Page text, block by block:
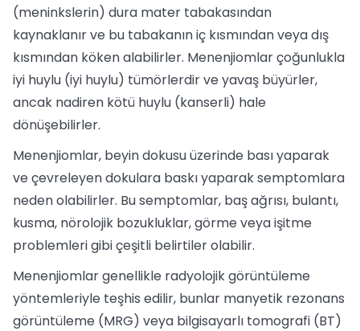
(meninkslerin) dura mater tabakasından
kaynaklanır ve bu tabakanın iç kısmından veya dış
kısmından köken alabilirler. Menenjiomlar çoğunlukla
iyi huylu (iyi huylu) tümörlerdir ve yavaş büyürler,
ancak nadiren kötü huylu (kanserli) hale
dönüşebilirler.
Menenjiomlar, beyin dokusu üzerinde bası yaparak
ve çevreleyen dokulara baskı yaparak semptomlara
neden olabilirler. Bu semptomlar, baş ağrısı, bulantı,
kusma, nörolojik bozukluklar, görme veya işitme
problemleri gibi çeşitli belirtiler olabilir.
Menenjiomlar genellikle radyolojik görüntüleme
yöntemleriyle teşhis edilir, bunlar manyetik rezonans
görüntüleme (MRG) veya bilgisayarlı tomografi (BT)